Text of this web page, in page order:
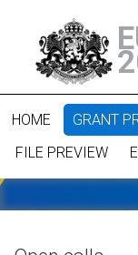
HOME GRANT
FILE PREVIEW